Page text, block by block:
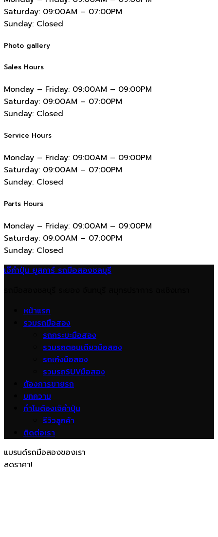
Saturday: 09:00AM – 07:00PM
Sunday: Closed
Photo gallery
Sales Hours
Monday – Friday: 09:00AM – 09:00PM
Saturday: 09:00AM – 07:00PM
Sunday: Closed
Service Hours
Monday – Friday: 09:00AM – 09:00PM
Saturday: 09:00AM – 07:00PM
Sunday: Closed
Parts Hours
Monday – Friday: 09:00AM – 09:00PM
Saturday: 09:00AM – 07:00PM
Sunday: Closed
เจ๊คำปุ่น ยูสคาร์ รถมือสองชลบุรี
หน้าแรก
รวมรถมือสอง
รถกระบะมือสอง
รวมรถตอนเดียวมือสอง
รถเก๋งมือสอง
รวมรถSUVมือสอง
ต้องการขายรถ
บทความ
ทำไมต้องเจ๊คำปุ่น
รีวิวลูกค้า
ติดต่อเรา
แบรนด์รถมือสองของเรา
ลดราคา!